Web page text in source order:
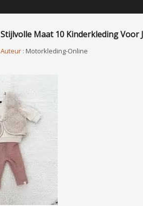
Stijlvolle Maat 10 Kinderkleding Voor
Auteur : Motorkleding-Online